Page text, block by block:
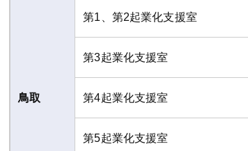
鳥取
第1、第2起業化支援室
第3起業化支援室
第4起業化支援室
第5起業化支援室